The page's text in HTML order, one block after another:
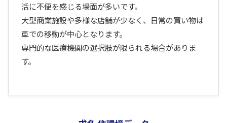
活に不便を感じる場面が多いです。
大型商業施設や多様な店舗が少なく、日常の買い物は
車での移動が中心となります。
専門的な医療機関の選択肢が限られる場合がありま
す。